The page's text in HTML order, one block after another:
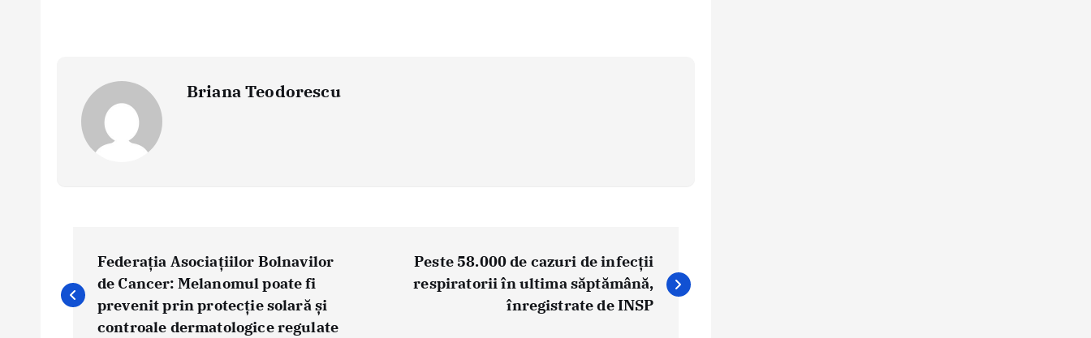
Briana Teodorescu
s
t
Federația Asociațiilor Bolnavilor
de Cancer: Melanomul poate fi
prevenit prin protecție solară și
controale dermatologice regulate
Peste 58.000 de cazuri de infecții
respiratorii în ultima săptămână,
înregistrate de INSP